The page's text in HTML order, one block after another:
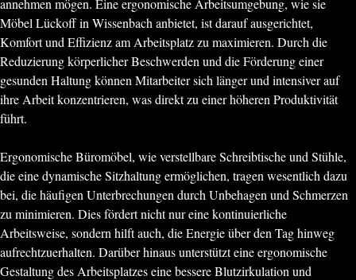
Möbel Lückoff in Wissenbach anbietet, ist darauf ausgerichtet,
Komfort und Effizienz am Arbeitsplatz zu maximieren. Durch die
Reduzierung körperlicher Beschwerden und die Förderung einer
gesunden Haltung können Mitarbeiter sich länger und intensiver auf
ihre Arbeit konzentrieren, was direkt zu einer höheren Produktivität
führt.
Ergonomische Büromöbel, wie verstellbare Schreibtische und Stühle,
die eine dynamische Sitzhaltung ermöglichen, tragen wesentlich dazu
bei, die häufigen Unterbrechungen durch Unbehagen und Schmerzen
zu minimieren. Dies fördert nicht nur eine kontinuierliche
Arbeitsweise, sondern hilft auch, die Energie über den Tag hinweg
aufrechtzuerhalten. Darüber hinaus unterstützt eine ergonomische
Gestaltung des Arbeitsplatzes eine bessere Blutzirkulation und